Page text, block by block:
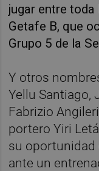
jugar entre toda
Getafe B, que
Grupo 5 de la
Y otros
Yellu Santiago,
Fabrizio
portero Yiri
su oportunidad
ante un